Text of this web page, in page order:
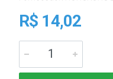
R$ 14,02